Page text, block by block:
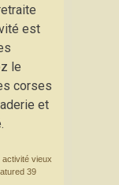
est
le
corses
et
activité vieux
39